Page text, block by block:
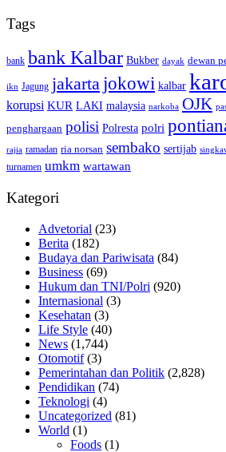
Tags
bank bank Kalbar Bukber dayak dewan
ikn Jagung jakarta jokowi kalbar
korupsi KUR LAKI malaysia narkoba OJK
penghargaan polisi Polresta polri
rajia ramadan ria norsan sembako sertijab
turnamen umkm wartawan
Kategori
Advetorial (23)
Berita (182)
Budaya dan Pariwisata (84)
Business (69)
Hukum dan TNI/Polri (920)
Internasional (3)
Kesehatan (3)
Life Style (40)
News (1,744)
Otomotif(3)
Pemerintahan dan Politik (2,828)
Pendidikan (74)
Teknologi (4)
Uncategorized (81)
World (1)
Foods (1)